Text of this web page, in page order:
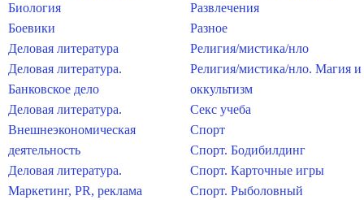
Биология
Боевики
Деловая литература
Деловая литература.
Банковское дело
Деловая литература.
Внешнеэкономическая
деятельность
Деловая литература.
Маркетинг, PR, реклама
Развлечения
Разное
Религия/мистика/нло
Религия/мистика/нло. Магия и
оккультизм
Секс учеба
Спорт
Спорт. Бодибилдинг
Спорт. Карточные игры
Спорт. Рыболовный